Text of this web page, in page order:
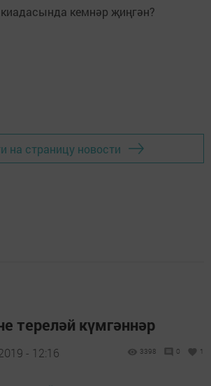
на страницу новости
тереләй күмгәннәр
- 12:16 3398 0 1